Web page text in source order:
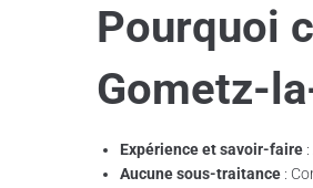
Pourquoi
Gometz-
Expérience et savoir-faire
Aucune sous-traitance :